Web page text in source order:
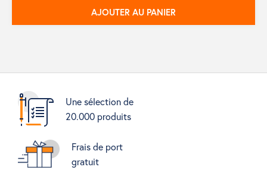
AJOUTER AU PANIER
Une sélection de
20.000 produits
Frais de port
gratuit